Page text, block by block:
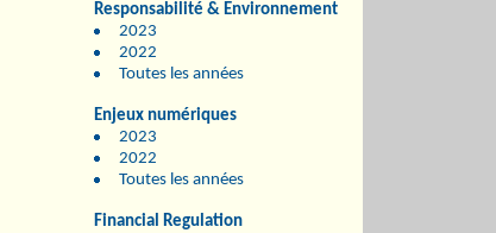
Responsabilité & Environnement
2023
2022
Toutes les années
Enjeux numériques
2023
2022
Toutes les années
Financial Regulation